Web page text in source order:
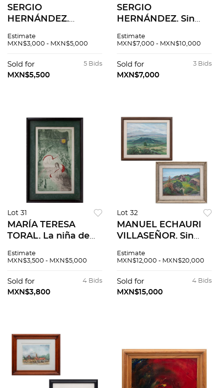
SERGIO
HERNÁNDEZ.
Grabado al
x 26 cm imagen / 38
x 56 cm papel
Estimate
MXN$3,000 - MXN$5,000
5 Bids
Sold for
MXN$5,500
SERGIO
HERNÁNDEZ. Sin
Grabado al
32 cm imagen / 40 x
47 cm papel
Estimate
MXN$7,000 - MXN$10,000
3 Bids
Sold for
MXN$7,000
Lot 31
MARÍA TERESA
TORAL. La niña de
Firmado y fechado
48 x 25 cm imagen /
50 x 29 cm papel
Estimate
MXN$3,500 - MXN$5,000
4 Bids
Sold for
MXN$3,800
Lot 32
MANUEL ECHAURI
VILLASEÑOR. Sin
Firmado y fechado
s/madera. 76 x 50.5
cm cu. Pzas: 2
Estimate
MXN$12,000 - MXN$20,000
4 Bids
Sold for
MXN$15,000